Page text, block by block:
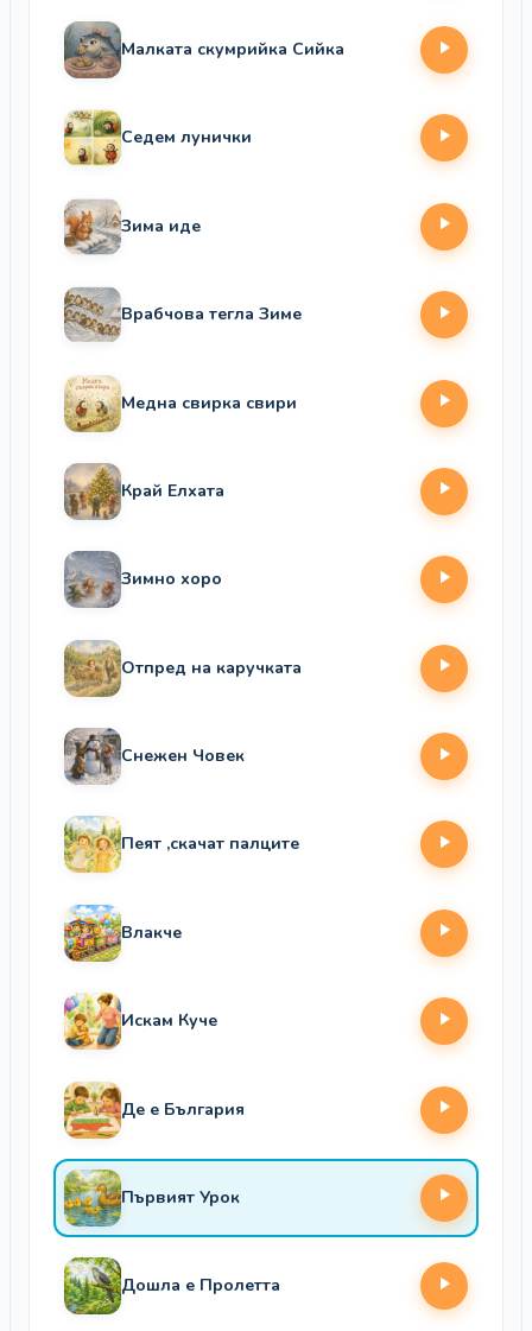
Малката скумрийка Сийка
Седем лунички
Зима иде
Врабчова тегла Зиме
Медна свирка свири
Край Елхата
Зимно хоро
Отпред на каручката
Снежен Човек
Пеят ,скачат палците
Влакче
Искам Куче
Де е България
Първият Урок
Дошла е Пролетта